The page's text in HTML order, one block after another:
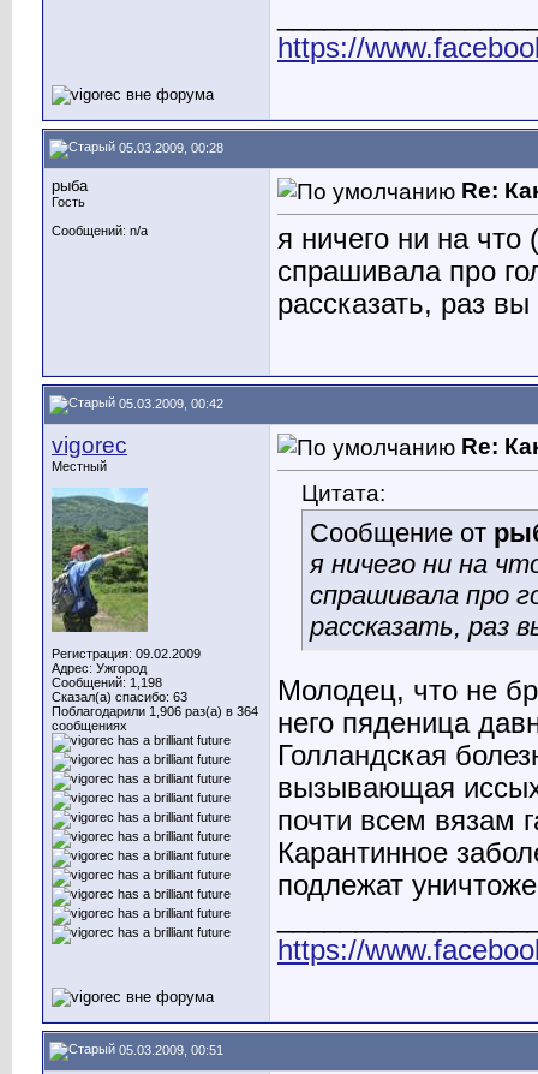
https://
05.03.2009, 00:28
рыба
Гость
Сообщений: n/a
Re:
я ничего ни на
спрашивала про
рассказать, раз
05.03.2009, 00:42
vigorec
Местный
Регистрация: 09.02.2009
Адрес: Ужгород
Сообщений: 1,198
Сказал(а) спасибо: 63
Поблагодарили 1,906 раз(а) в 364
сообщениях
Re:
Цитата:
Сообщение от
я ничего ни на
спрашивала про
рассказать, раз
Молодец, что не
него пяденица
Голландская
вызывающая
почти всем вязам
Карантинное
подлежат
https://
05.03.2009, 00:51